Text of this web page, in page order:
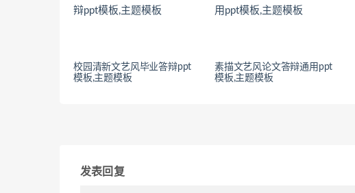
校园清新文艺风毕业答辩ppt
模板,主题模板
素描文艺风论文答辩通用ppt
模板,主题模板
发表回复